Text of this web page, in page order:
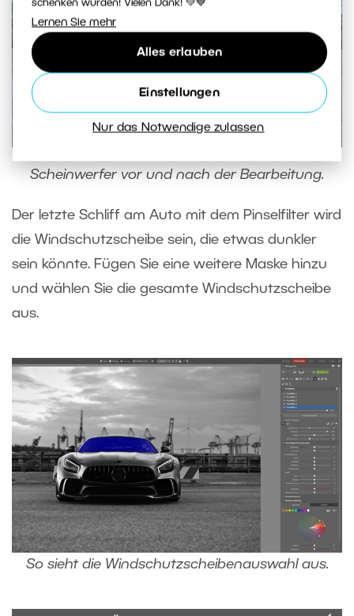
schenken würden! Vielen Dank! 💚💙
Lernen Sie mehr
Alles erlauben
Einstellungen
Nur das Notwendige zulassen
Scheinwerfer vor und nach der Bearbeitung.
Der letzte Schliff am Auto mit dem Pinselfilter wird
die Windschutzscheibe sein, die etwas dunkler
sein könnte. Fügen Sie eine weitere Maske hinzu
und wählen Sie die gesamte Windschutzscheibe
aus.
So sieht die Windschutzscheibenauswahl aus.